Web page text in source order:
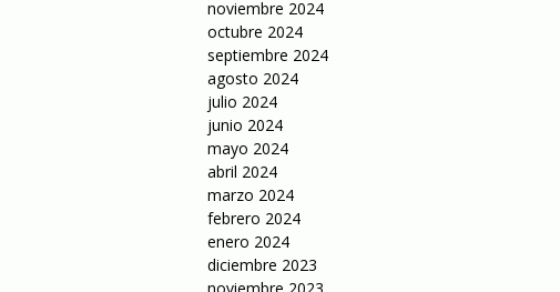
noviembre 2024
octubre 2024
septiembre 2024
agosto 2024
julio 2024
junio 2024
mayo 2024
abril 2024
marzo 2024
febrero 2024
enero 2024
diciembre 2023